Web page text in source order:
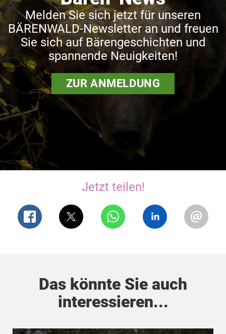
Melden Sie sich jetzt für unseren
BÄRENWALD-Newsletter an und freuen
Sie sich auf Bärengeschichten und
spannende Neuigkeiten!
ZUR ANMELDUNG
Jetzt teilen!
Das könnte Sie auch
interessieren...